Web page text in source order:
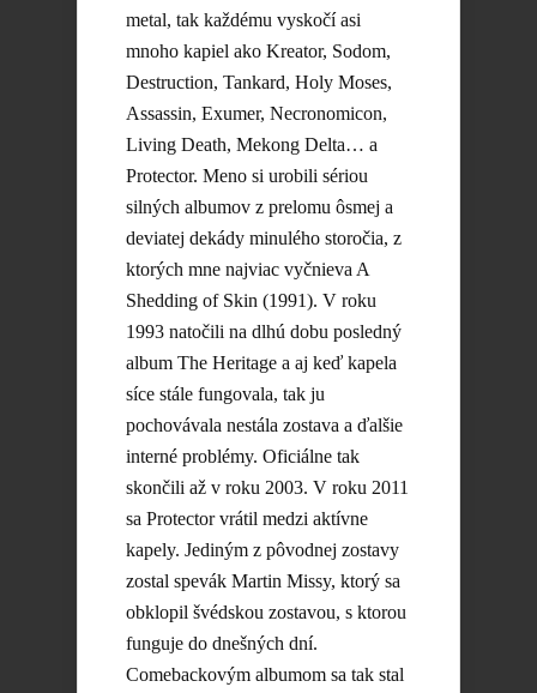
metal, tak každému vyskočí asi
mnoho kapiel ako Kreator, Sodom,
Destruction, Tankard, Holy Moses,
Assassin, Exumer, Necronomicon,
Living Death, Mekong Delta… a
Protector. Meno si urobili sériou
silných albumov z prelomu ôsmej a
deviatej dekády minulého storočia, z
ktorých mne najviac vyčnieva A
Shedding of Skin (1991). V roku
1993 natočili na dlhú dobu posledný
album The Heritage a aj keď kapela
síce stále fungovala, tak ju
pochovávala nestála zostava a ďalšie
interné problémy. Oficiálne tak
skončili až v roku 2003. V roku 2011
sa Protector vrátil medzi aktívne
kapely. Jediným z pôvodnej zostavy
zostal spevák Martin Missy, ktorý sa
obklopil švédskou zostavou, s ktorou
funguje do dnešných dní.
Comebackovým albumom sa tak stal